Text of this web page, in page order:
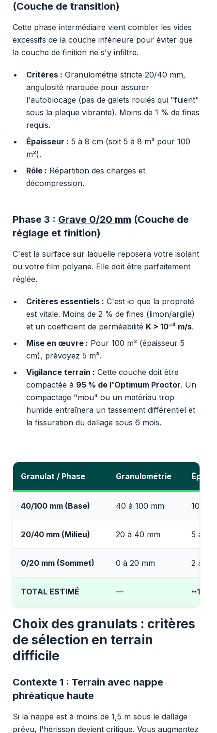
(Couche de transition)
Cette phase intermédiaire vient combler les vides
excessifs de la couche inférieure pour éviter que
la couche de finition ne s'y infiltre.
Critères : Granulométrie stricte 20/40 mm,
angulosité marquée pour assurer
l'autoblocage (pas de galets roulés qui "fuient"
sous la plaque vibrante). Moins de 1 % de fines
requis.
Épaisseur : 5 à 8 cm (soit 5 à 8 m³ pour 100
m²).
Rôle : Répartition des charges et
décompression.
Phase 3 : Grave 0/20 mm (Couche de
réglage et finition)
C'est la surface sur laquelle reposera votre isolant
ou votre film polyane. Elle doit être parfaitement
réglée.
Critères essentiels : C'est ici que la propreté
est vitale. Moins de 2 % de fines (limon/argile)
et un coefficient de perméabilité K > 10⁻³ m/s.
Mise en œuvre : Pour 100 m² (épaisseur 5
cm), prévoyez 5 m³.
Vigilance terrain : Cette couche doit être
compactée à 95 % de l'Optimum Proctor. Un
compactage "mou" ou un matériau trop
humide entraînera un tassement différentiel et
la fissuration du dallage sous 6 mois.
Granulat / Phase Granulométrie
40/100 mm (Base) 40 à 100 mm 10 cm
20/40 mm (Milieu) 20 à 40 mm 5 à 8
0/20 mm (Sommet) 0 à 20 mm 2 à 5
TOTAL ESTIMÉ — ~17-
Choix des granulats : critères
de sélection en terrain
difficile
Contexte 1 : Terrain avec nappe
phréatique haute
Si la nappe est à moins de 1,5 m sous le dallage
prévu, l'hérisson devient critique. Vous augmentez